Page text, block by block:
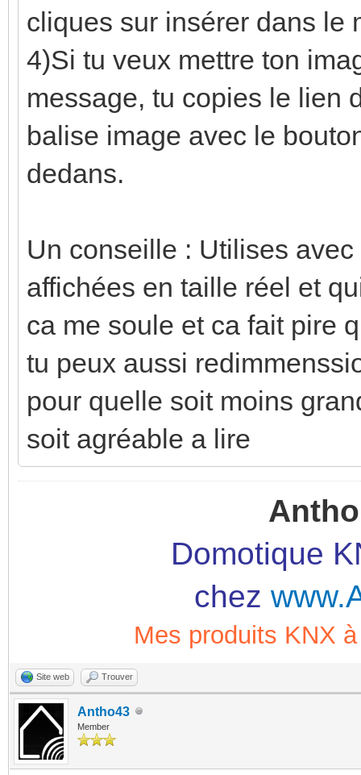
cliques sur insérer dans le
4)Si tu veux mettre ton
message, tu copies le lien
balise image avec le
dedans.
Un conseille : Utilises
affichées en taille réel et
ca me soule et ca fait pire
tu peux aussi
pour quelle soit moins
soit agréable a lire
Domotique
chez
Mes produits KNX
Site web Trouver
Antho43
Member